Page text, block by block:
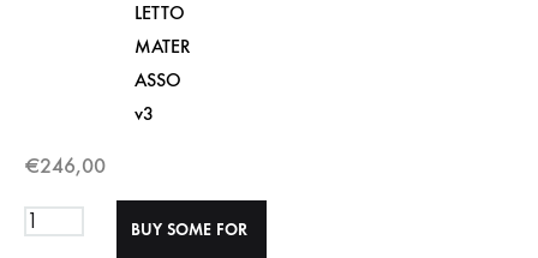
LETTO
MATER
ASSO
v3
€246,00